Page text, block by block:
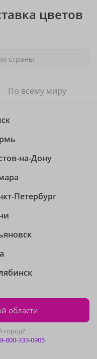
цветов
страны
По всему миру
на-Дону
Петербург
области
8-800-333-0905